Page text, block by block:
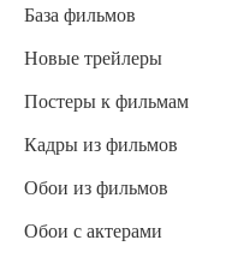
База фильмов
Новые трейлеры
Постеры к фильмам
Кадры из фильмов
Обои из фильмов
Обои с актерами